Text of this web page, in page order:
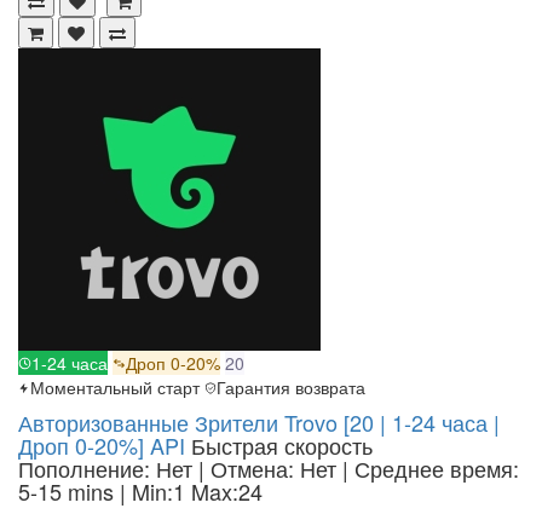
1-24 часа Дроп 0-20% 20
Моментальный старт
Гарантия возврата
Авторизованные Зрители Trovo [20 | 1-24 часа |
Дроп 0-20%] API Быстрая скорость
Пополнение: Нет | Отмена: Нет | Среднее время:
5-15 mins | Min:1 Max:24